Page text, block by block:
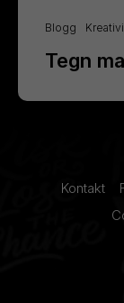
Blogg
Tegn
Kontakt